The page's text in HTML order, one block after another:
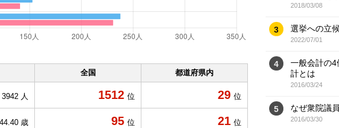
全国 都道府県内
3942 人 1512 位 29 位
44.40 歳 95 位 21 位
2018/03/08
3 選挙への立
2022/07/01
4
一般会計の
計とは
2016/03/24
5 なぜ衆院議
2016/03/30